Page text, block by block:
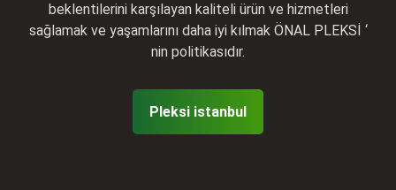
beklentilerini karşılayan kaliteli ürün ve hizmetleri
sağlamak ve yaşamlarını daha iyi kılmak ÖNAL PLEKSİ ‘
nin politikasıdır.
Pleksi istanbul